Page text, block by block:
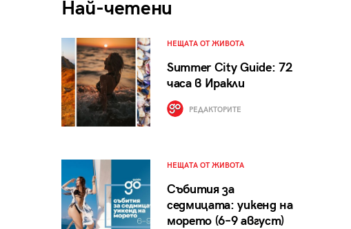
Най-четени
НЕЩАТА ОТ ЖИВОТА
Summer City Guide: 72
часа в Иракли
РЕДАКТОРИТЕ
НЕЩАТА ОТ ЖИВОТА
Събития за
седмицата: уикенд на
морето (6–9 август)